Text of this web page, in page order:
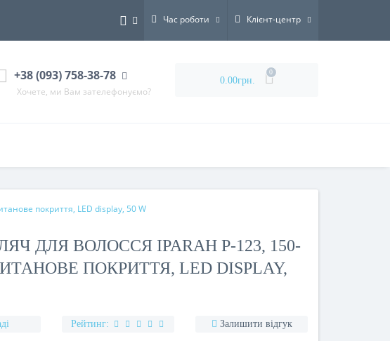
Час роботи Клієнт-центр
+38 (093) 758-38-78
Хочете, ми Вам зателефонуємо?
0.00грн.
0
покриття, LED display, 50 W
ДЛЯ ВОЛОССЯ IPARAH P-123, 150-
ПОКРИТТЯ, LED DISPLAY,
Рейтинг: Залишити відгук